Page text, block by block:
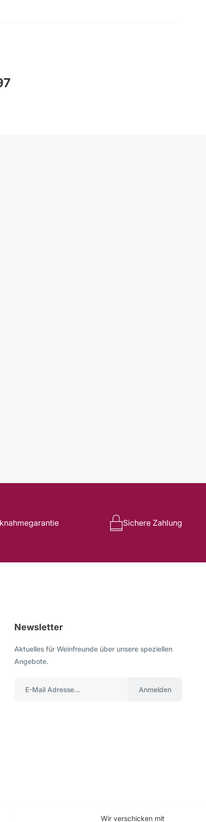
Sichere Zahlung
Newsletter
Aktuelles für Weinfreunde über unsere speziellen
Angebote.
Anmelden
Wir verschicken mit